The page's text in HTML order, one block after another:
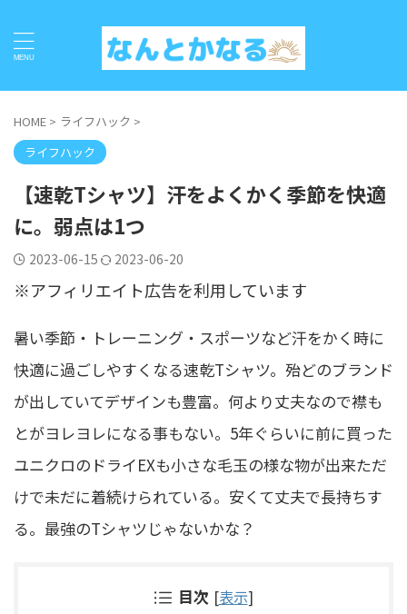
HOME > ライフハック >
ライフハック
【速乾Tシャツ】汗をよくかく季節を快適
に。弱点は1つ
2023-06-15 2023-06-20
※アフィリエイト広告を利用しています
暑い季節・トレーニング・スポーツなど汗をかく時に
快適に過ごしやすくなる速乾Tシャツ。殆どのブランド
が出していてデザインも豊富。何より丈夫なので襟も
とがヨレヨレになる事もない。5年ぐらいに前に買った
ユニクロのドライEXも小さな毛玉の様な物が出来ただ
けで未だに着続けられている。安くて丈夫で長持ちす
る。最強のTシャツじゃないかな？
目次 [表示]